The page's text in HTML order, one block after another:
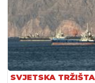
SVJETSKA TRŽIŠTA